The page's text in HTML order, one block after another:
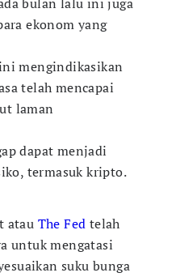
ekonom yang
mengindikasikan
telah mencapai
laman
dapat menjadi
termasuk kripto.
atau The Fed telah
untuk mengatasi
suku bunga